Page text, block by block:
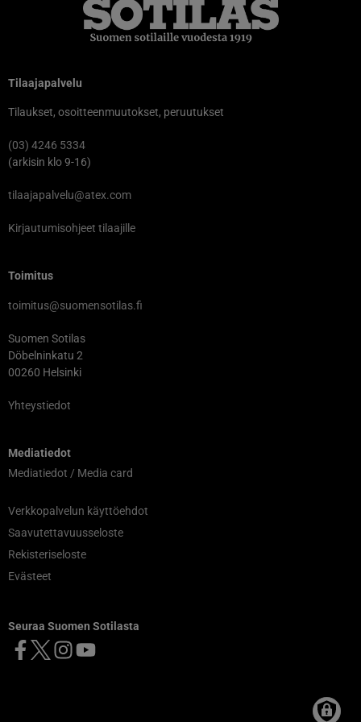
Tilaajapalvelu
Tilaukset, osoitteenmuutokset, peruutukset
(03) 4246 5334
(arkisin klo 9-16)
tilaajapalvelu@atex.com
Kirjautumisohjeet tilaajille
Toimitus
toimitus@suomensotilas.fi
Suomen Sotilas
Döbelninkatu 2
00260 Helsinki
Yhteystiedot
Mediatiedot
Mediatiedot / Media card
Verkkopalvelun käyttöehdot
Saavutettavuusseloste
Rekisteriseloste
Evästeet
Seuraa Suomen Sotilasta
Facebook
X Instagram
YouTube